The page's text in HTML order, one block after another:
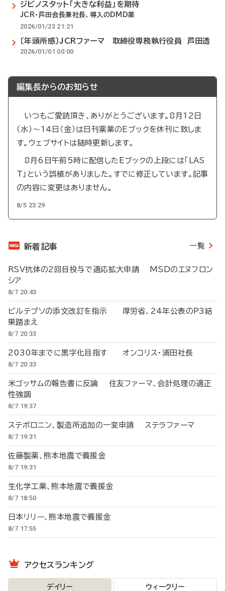
ジビノスタット「大きな利益」を期待
JCR・芦田会長兼社長、導入のDMD薬
2026/01/23 21:21
〔年頭所感〕JCRファーマ 取締役専務執行役員 芦田透
2026/01/01 00:00
編集長からのお知らせ
いつもご愛読頂き、ありがとうございます。8月12日
（水）～14日（金）は日刊薬業のEブックを休刊に致しま
す。ウェブサイトは随時更新します。
8月6日午前5時に配信したEブックの上段には「LAS
T」という誤植がありました。すでに修正しています。記事
の内容に変更はありません。
8/5 23:29
新着記事 一覧
RSV抗体の2回目投与で適応拡大申請 MSDのエヌフロン
シア
8/7 20:43
ビルテプソの添文改訂を指示 厚労省、24年公表のP3結
果踏まえ
8/7 20:33
2030年までに黒字化目指す オンコリス・浦田社長
8/7 20:33
米ゴッサムの報告書に反論 住友ファーマ、会計処理の適正
性強調
8/7 19:37
ステボロニン、製造所追加の一変申請 ステラファーマ
8/7 19:31
佐藤製薬、熊本地震で義援金
8/7 19:31
生化学工業、熊本地震で義援金
8/7 18:50
日本リリー、熊本地震で義援金
8/7 17:55
アクセスランキング
デイリー ウィークリー